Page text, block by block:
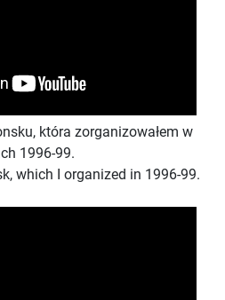
która zorganizowałem w
1996-99.
which I organized in 1996-99.